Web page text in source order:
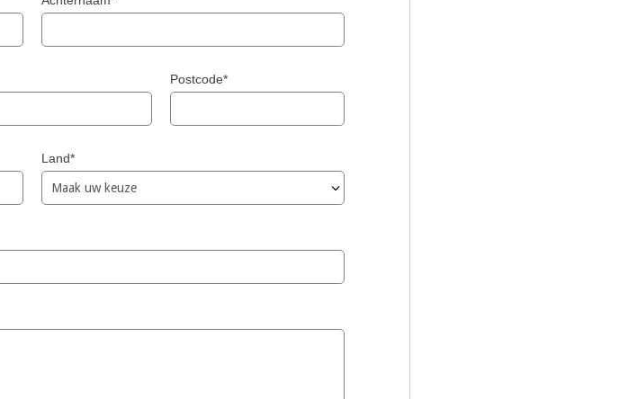
Postcode*
Land*